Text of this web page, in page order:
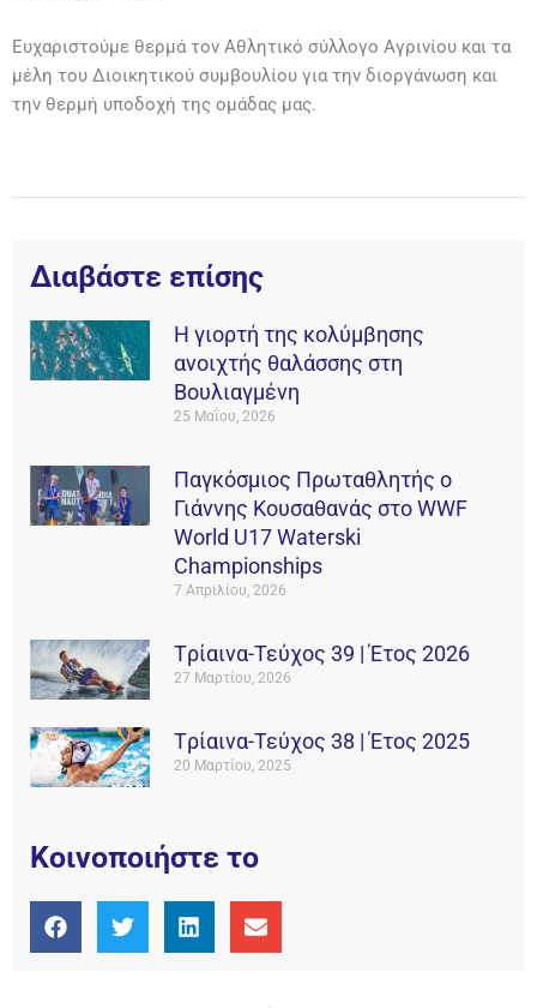
Ευχαριστούμε θερμά τον Αθλητικό σύλλογο Αγρινίου και τα
μέλη του Διοικητικού συμβουλίου για την διοργάνωση και
την θερμή υποδοχή της ομάδας μας.
Διαβάστε επίσης
Η γιορτή της κολύμβησης
ανοιχτής θαλάσσης στη
Βουλιαγμένη
25 Μαΐου, 2026
Παγκόσμιος Πρωταθλητής ο
Γιάννης Κουσαθανάς στο WWF
World U17 Waterski
Championships
7 Απριλίου, 2026
Tρίαινα-Τεύχος 39 | Έτος 2026
27 Μαρτίου, 2026
Tρίαινα-Τεύχος 38 | Έτος 2025
20 Μαρτίου, 2025
Κοινοποιήστε το